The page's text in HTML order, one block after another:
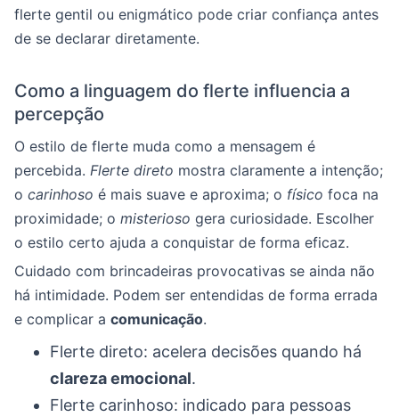
flerte gentil ou enigmático pode criar confiança antes
de se declarar diretamente.
Como a linguagem do flerte influencia a
percepção
O estilo de flerte muda como a mensagem é
percebida. Flerte direto mostra claramente a intenção;
o carinhoso é mais suave e aproxima; o físico foca na
proximidade; o misterioso gera curiosidade. Escolher
o estilo certo ajuda a conquistar de forma eficaz.
Cuidado com brincadeiras provocativas se ainda não
há intimidade. Podem ser entendidas de forma errada
e complicar a comunicação.
Flerte direto: acelera decisões quando há
clareza emocional.
Flerte carinhoso: indicado para pessoas